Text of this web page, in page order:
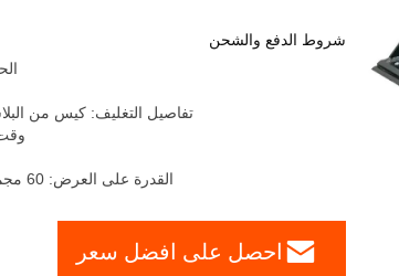
شروط الدفع والشحن
تفاصيل التغليف: كيس من
وقت
القدرة على العرض: 60 مجموعة / مجموعات شهريا
احصل على افضل سعر